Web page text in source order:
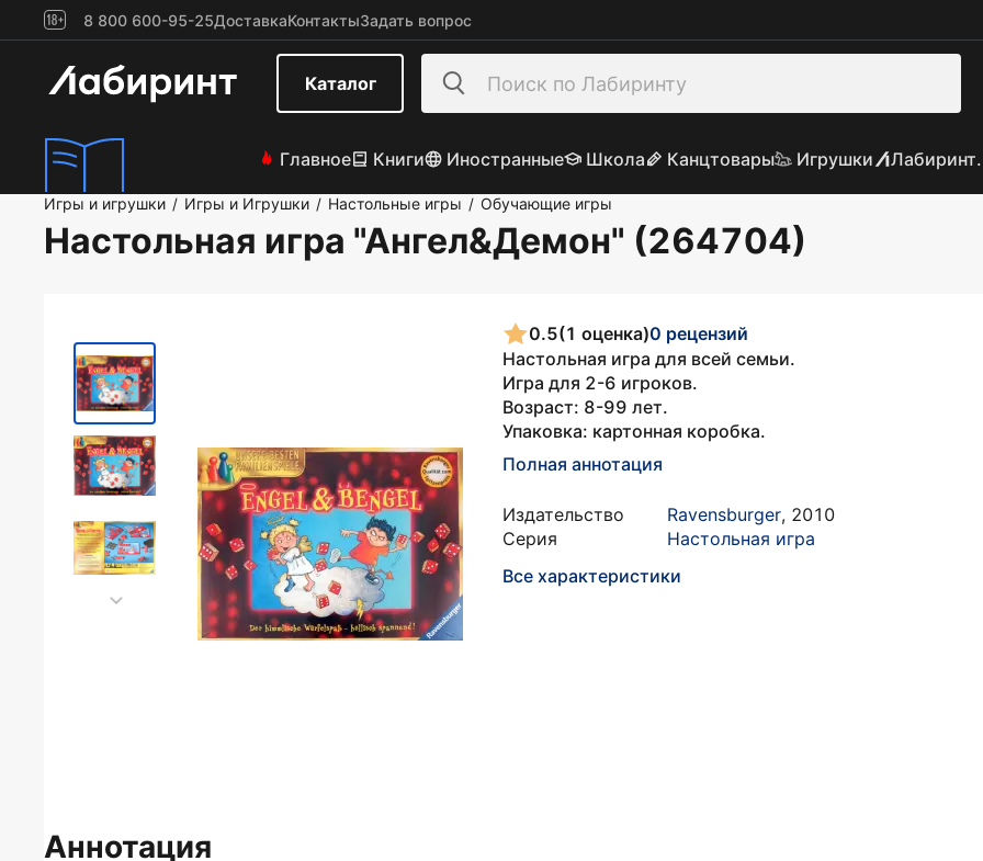
8 800 600-95-25ДоставкаКонтактыЗадать вопрос
Каталог
Главное Книги Иностранные Школа Канцтовары Игрушки
Игры и игрушки / Игры и Игрушки / Настольные игры / Обучающие игры
Настольная игра "Ангел&Демон" (264704)
0.5(1 оценка)0 рецензий
Настольная игра для всей семьи.
Игра для 2-6 игроков.
Возраст: 8-99 лет.
Упаковка: картонная коробка.
Полная аннотация
Издательство Ravensburger, 2010
Серия
Настольная игра
Все характеристики
Аннотация